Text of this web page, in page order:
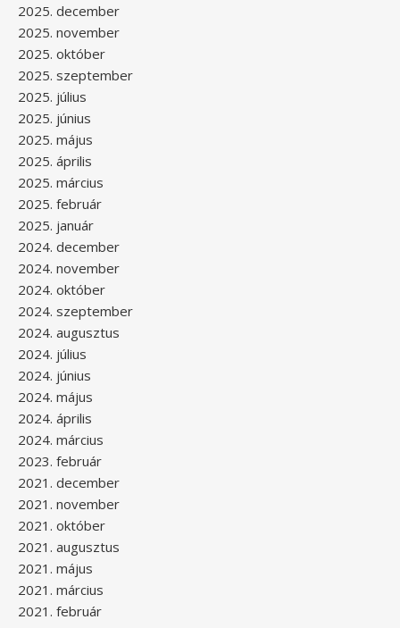
2025. december
2025. november
2025. október
2025. szeptember
2025. július
2025. június
2025. május
2025. április
2025. március
2025. február
2025. január
2024. december
2024. november
2024. október
2024. szeptember
2024. augusztus
2024. július
2024. június
2024. május
2024. április
2024. március
2023. február
2021. december
2021. november
2021. október
2021. augusztus
2021. május
2021. március
2021. február